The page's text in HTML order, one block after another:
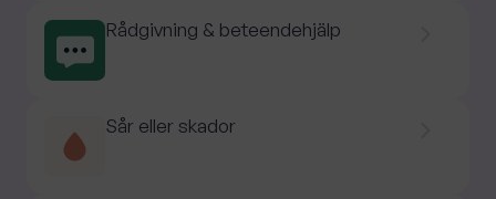
Rådgivning & beteendehjälp
Sår eller skador